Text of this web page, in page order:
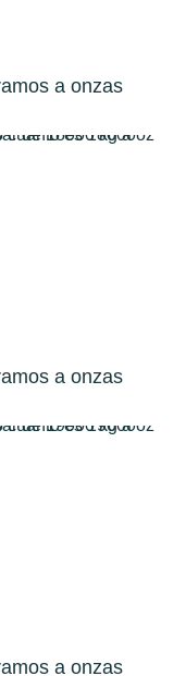
a onzas
a onzas
a onzas